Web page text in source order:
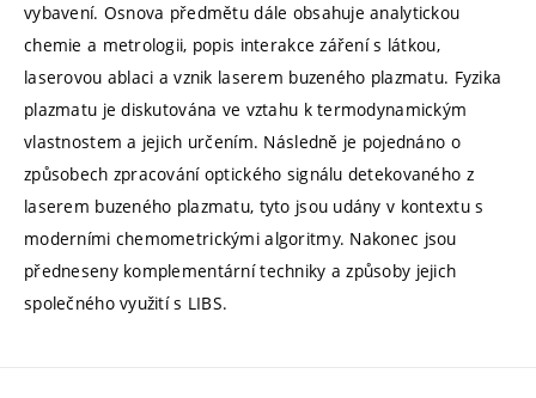
vybavení. Osnova předmětu dále obsahuje analytickou
chemie a metrologii, popis interakce záření s látkou,
laserovou ablaci a vznik laserem buzeného plazmatu. Fyzika
plazmatu je diskutována ve vztahu k termodynamickým
vlastnostem a jejich určením. Následně je pojednáno o
způsobech zpracování optického signálu detekovaného z
laserem buzeného plazmatu, tyto jsou udány v kontextu s
moderními chemometrickými algoritmy. Nakonec jsou
předneseny komplementární techniky a způsoby jejich
společného využití s LIBS.